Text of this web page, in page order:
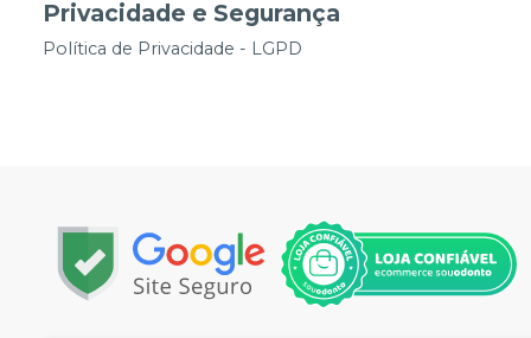
Privacidade e Segurança
Política de Privacidade - LGPD